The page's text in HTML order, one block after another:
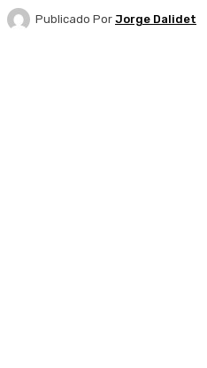
Publicado Por Jorge Dalidet